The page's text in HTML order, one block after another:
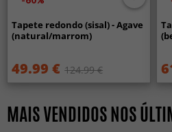
Tapete redondo (sisal) - Agave
(natural/marrom)
49.99 € 124.99 €
MAIS VENDIDOS NOS